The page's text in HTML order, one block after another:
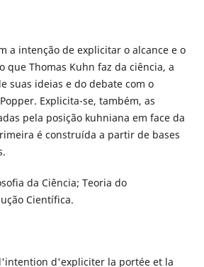
a intenção de explicitar o alcance e o
que Thomas Kuhn faz da ciência, a
suas ideias e do debate com o
Explicita-se, também, as
pela posição kuhniana em face da
é construída a partir de bases
da Ciência; Teoria do
Científica.
d'expliciter la portée et la